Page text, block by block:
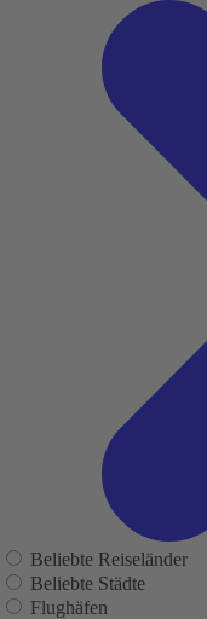
Beliebte Reiseländer
Beliebte Städte
Flughäfen